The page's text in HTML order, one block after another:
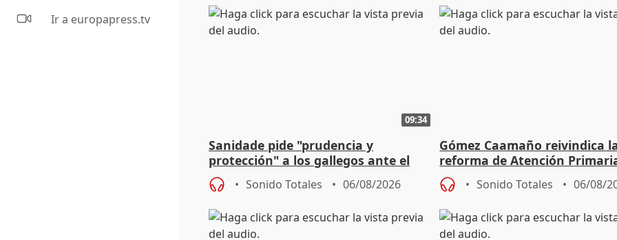
Ir a europapress.tv
09:34
Sanidade pide "prudencia y
protección" a los gallegos ante el
eclipse del 12 de agosto
Sonido Totales 06/08/2026
Gómez Caamaño reivindica
reforma de Atención
reforzará la autogestión
Sonido Totales 06/08/